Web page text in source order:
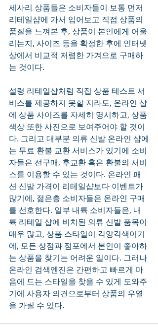
세사리 상품들은 소비자들이 보통 먼저
리테일샵에 가서 입어보고 직접 상품의
품질을 느껴본 후, 상품이 본인에게 어울
리는지, 사이즈 등을 확정한 후에 인터넷
상에서 비교적 저렴한 가겨으로 구매하
는 것이다.
설령 리테일샵처럼 직접 상품 테스트 서
비스를 제공하지 못할 지라도, 온라인 샵
에 상품 사이즈를 자세히 명시하고, 상품
색상 또한 사진으로 보여주어야 할 것이
다. 그리고 대부분 의류 신발 온라인 샵에
는 무료 환불 교환 서비스가 있기에 소비
자들은 선구매, 후교환 혹은 환불의 서비
스를 이용할 수 있는 것이다. 온라인 패
션 신발 가격이 리테일샵보다 이벤트가
많기에, 젊은층 소비자들은 온라인 구매
를 선호한다. 일부 내륙 소비자들은, 내
륙 리테일 샵에 비치된 의류 신발 품목이
매우 많고, 상품 스타일이 각양각색이기
에, 모든 상점과 점포에서 본인이 좋아하
는 상품을 찾기는 어려운 일이다. 그러나
온라인 검색엔진은 간편하고 빠르게 마
음에 드는 스타일을 찾을 수 있게 도와주
기에 사용자 의견으로부터 상품의 우열
을 가릴 수 있다.